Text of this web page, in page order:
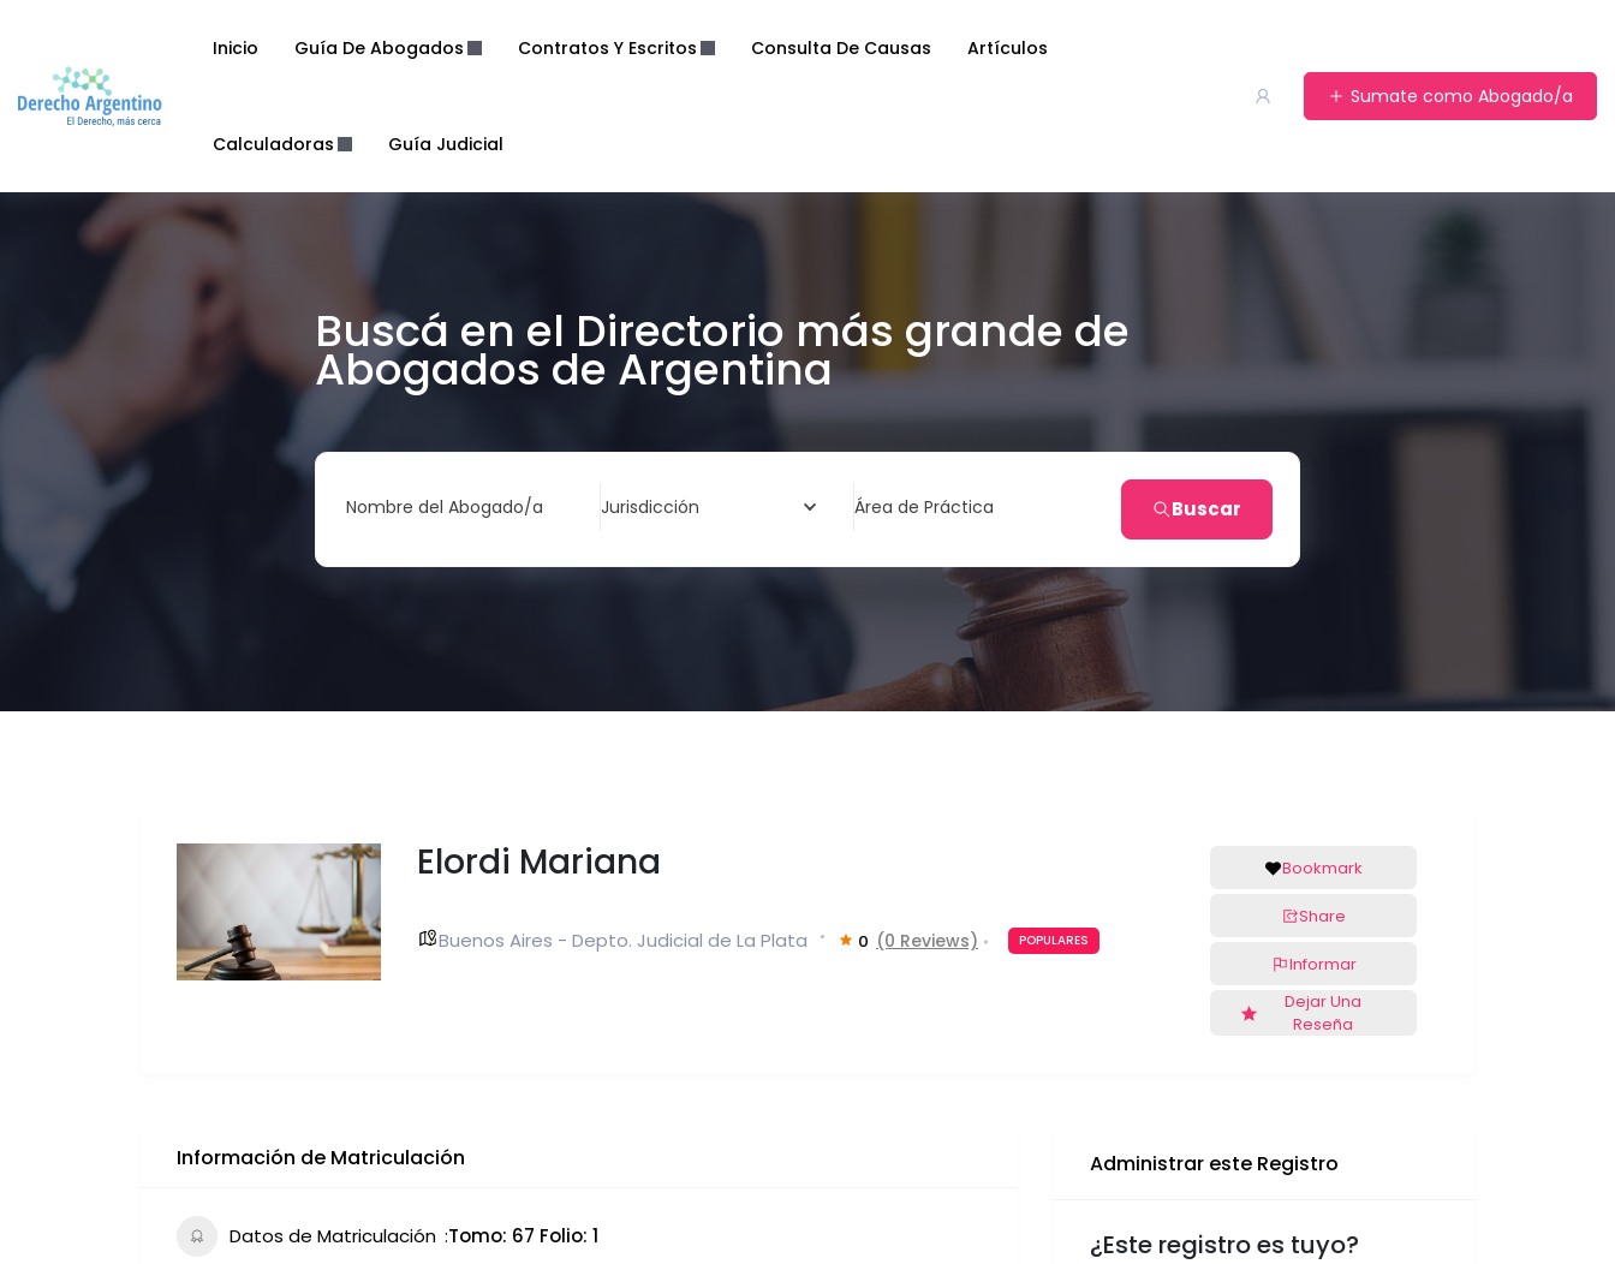
Inicio Guía De Abogados Contratos Y Escritos Consulta De Causas Artículos
Calculadoras Guía Judicial
Sumate como Abogado/a
Buscá en el Directorio más grande de
Abogados de Argentina
Nombre del Abogado/a Jurisdicción Área de Práctica Buscar
Elordi Mariana
Buenos Aires - Depto. Judicial de La Plata 0 (0 Reviews) POPULARES
Bookmark
Share
Informar
Dejar Una
Reseña
Información de Matriculación
Datos de Matriculación Tomo: 67 Folio: 1
Administrar este Registro
¿Este registro es tuyo?